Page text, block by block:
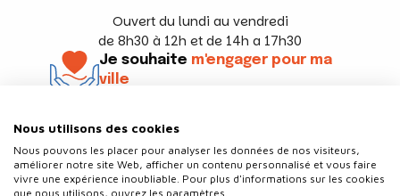
Ouvert du lundi au vendredi
de 8h30 à 12h et de 14h a 17h30
Je souhaite m'engager pour ma
ville
Suivez-nous
Nous utilisons des cookies
Nous pouvons les placer pour analyser les données de nos visiteurs,
améliorer notre site Web, afficher un contenu personnalisé et vous faire
vivre une expérience inoubliable. Pour plus d'informations sur les cookies
que nous utilisons, ouvrez les paramètres.